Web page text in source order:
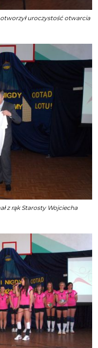
uroczystość otwarcia
z rąk Starosty Wojciecha